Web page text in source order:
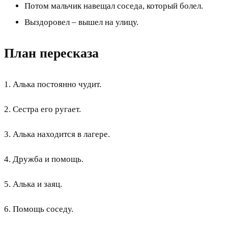
Потом мальчик навещал соседа, который болел.
Выздоровел – вышел на улицу.
План пересказа
1. Алька постоянно чудит.
2. Сестра его ругает.
3. Алька находится в лагере.
4. Дружба и помощь.
5. Алька и заяц.
6. Помощь соседу.